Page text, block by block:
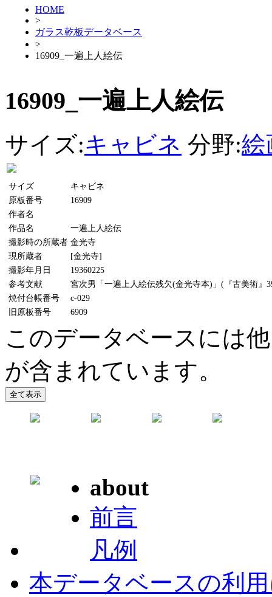
HOME
>
ガラス乾板データベース
>
16909_一遍上人絵伝
16909_一遍上人絵伝
サイズ:キャビネ 分野:絵
サイズ
キャビネ
原板番号
16909
作者名
作品名
一遍上人絵伝
撮影時の所蔵者 金光寺
現所蔵者
[金光寺]
撮影年月日
19360225
参考文献
宮次男「一遍上人絵伝残欠(金光寺本)」(『古美術』
焼付台帳番号
c-029
旧原板番号
6909
このデータベースには
が含まれています。
about
前言
凡例
本データベースの利